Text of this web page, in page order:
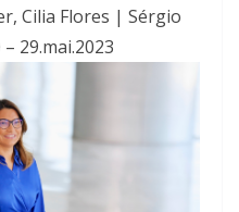
Cilia Flores | Sérgio
29.mai.2023